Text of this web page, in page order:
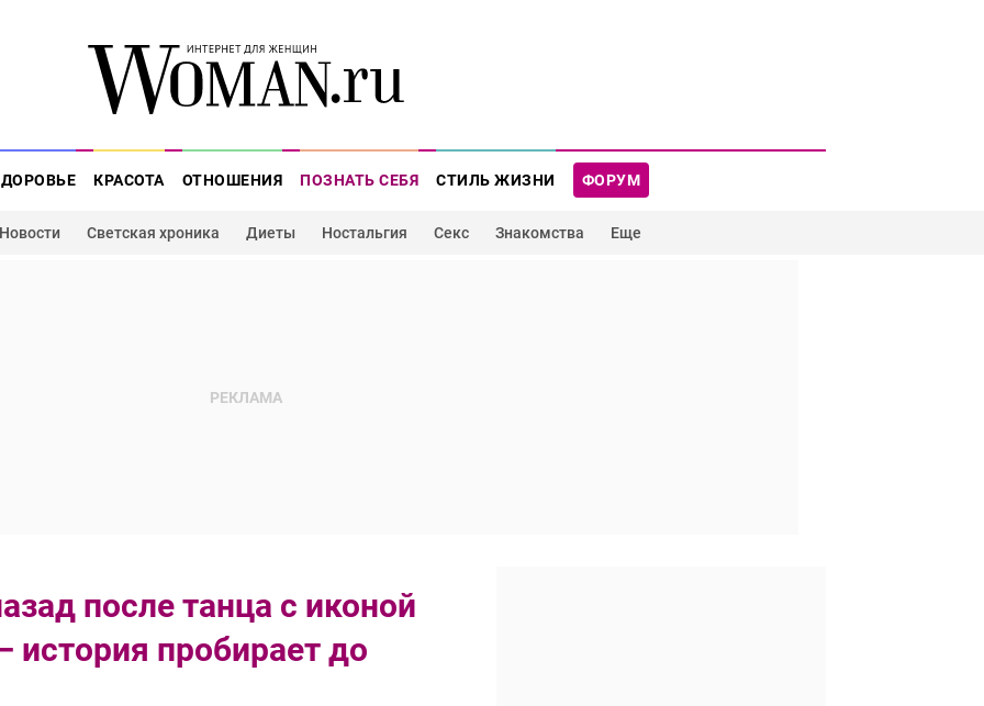
ФОРУМ
КРАСОТА ОТНОШЕНИЯ ПОЗНАТЬ СЕБЯ СТИЛЬ ЖИЗНИ
Светская хроника Диеты Ностальгия Секс Знакомства Еще
после танца с иконой
пробирает до